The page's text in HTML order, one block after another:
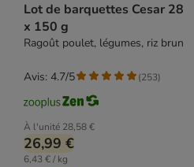
Lot de barquettes Cesar 28
x 150 g
Ragoût poulet, légumes, riz brun
À l'unité 28,58 €
26,99 €
6,43 € / kg
Avis: 4.7/5 (253)